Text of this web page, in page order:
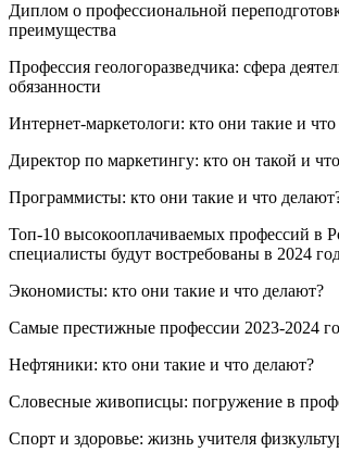
Диплом о профессиональной
преимущества
Профессия геологоразведчика: сфера
обязанности
Интернет-маркетологи: кто они такие и
Директор по маркетингу: кто он такой и
Программисты: кто они такие и что
Топ-10 высокооплачиваемых профессий в
специалисты будут востребованы в 2024
Экономисты: кто они такие и что делают?
Самые престижные профессии 2023-2024
Нефтяники: кто они такие и что делают?
Словесные живописцы: погружение в
Спорт и здоровье: жизнь учителя